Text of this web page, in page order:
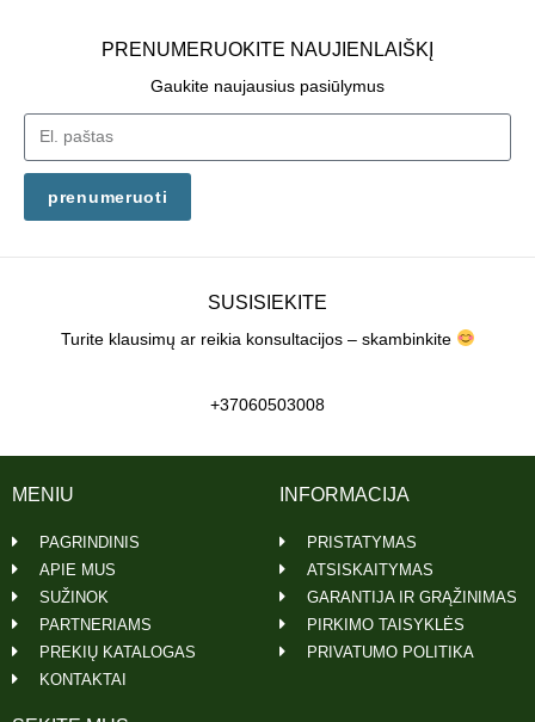
PRENUMERUOKITE NAUJIENLAIŠKĮ
Gaukite naujausius pasiūlymus
prenumeruoti
SUSISIEKITE
Turite klausimų ar reikia konsultacijos – skambinkite
+37060503008
INFORMACIJA
PRISTATYMAS
ATSISKAITYMAS
GARANTIJA IR GRĄŽINIMAS
PIRKIMO TAISYKLĖS
PRIVATUMO POLITIKA
MENIU
PAGRINDINIS
APIE MUS
SUŽINOK
PARTNERIAMS
PREKIŲ KATALOGAS
KONTAKTAI